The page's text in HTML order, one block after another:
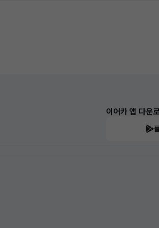
이어카 앱 다운